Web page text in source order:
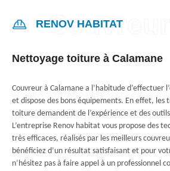
RENOV HABITAT
Nettoyage toiture à Calamane
Couvreur à Calamane a l’habitude d’effectuer
et dispose des bons équipements. En effet, les
toiture demandent de l’expérience et des
L’entreprise Renov habitat vous propose des
très efficaces, réalisés par les meilleurs
bénéficiez d’un résultat satisfaisant et pour
n’hésitez pas à faire appel à un professionnel